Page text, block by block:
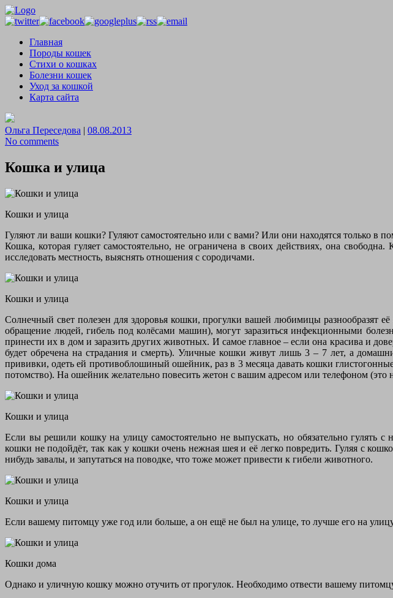
Главная
Породы кошек
Стихи о кошках
Болезни кошек
Уход за кошкой
Карта сайта
Ольга Переседова | 08.08.2013
No comments
Кошка и улица
Кошки и улица
Гуляют ли ваши кошки? Гуляют самостоятельно или с вами? Или они находятся только в
Кошка, которая гуляет самостоятельно, не ограничена в своих действиях, она
исследовать местность, выяснять отношения с сородичами.
Кошки и улица
Солнечный свет полезен для здоровья кошки, прогулки вашей любимицы разнообразят
обращение людей, гибель под колёсами машин), могут заразиться инфекционными
принести их в дом и заразить других животных. И самое главное – если она красива и
будет обречена на страдания и смерть). Уличные кошки живут лишь 3 – 7 лет, а
прививки, одеть ей противоблошиный ошейник, раз в 3 месяца давать кошки
потомство). На ошейник желательно повесить жетон с вашим адресом или телефоном (это
Кошки и улица
Если вы решили кошку на улицу самостоятельно не выпускать, но обязательно гулять
кошки не подойдёт, так как у кошки очень нежная шея и её легко повредить. Гуляя с
нибудь завалы, и запутаться на поводке, что тоже может привести к гибели животного.
Кошки и улица
Если вашему питомцу уже год или больше, а он ещё не был на улице, то лучше его на
Кошки дома
Однако и уличную кошку можно отучить от прогулок. Необходимо отвести вашему